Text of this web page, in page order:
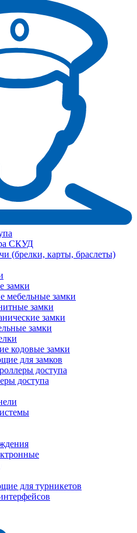
СКУД
(брелки, карты, браслеты)
замки
мебельные замки
замки
замки
замки
кодовые замки
для замков
доступа
доступа
для турникетов